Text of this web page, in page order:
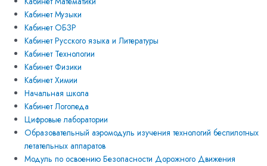
Кабинет Музыки
Кабинет ОБЗР
Кабинет Русского языка и Литературы
Кабинет Технологии
Кабинет Физики
Кабинет Химии
Начальная школа
Кабинет Логопеда
Цифровые лаборатории
Образовательный аэромодуль изучения технологий беспилотных
летательных аппаратов
Модуль по освоению Безопасности Дорожного Движения